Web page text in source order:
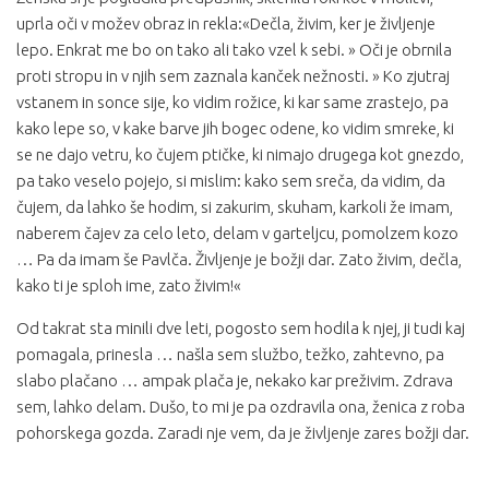
uprla oči v možev obraz in rekla:«Dečla, živim, ker je življenje
lepo. Enkrat me bo on tako ali tako vzel k sebi. » Oči je obrnila
proti stropu in v njih sem zaznala kanček nežnosti. » Ko zjutraj
vstanem in sonce sije, ko vidim rožice, ki kar same zrastejo, pa
kako lepe so, v kake barve jih bogec odene, ko vidim smreke, ki
se ne dajo vetru, ko čujem ptičke, ki nimajo drugega kot gnezdo,
pa tako veselo pojejo, si mislim: kako sem sreča, da vidim, da
čujem, da lahko še hodim, si zakurim, skuham, karkoli že imam,
naberem čajev za celo leto, delam v garteljcu, pomolzem kozo
… Pa da imam še Pavlča. Življenje je božji dar. Zato živim, dečla,
kako ti je sploh ime, zato živim!«
Od takrat sta minili dve leti, pogosto sem hodila k njej, ji tudi kaj
pomagala, prinesla … našla sem službo, težko, zahtevno, pa
slabo plačano … ampak plača je, nekako kar preživim. Zdrava
sem, lahko delam. Dušo, to mi je pa ozdravila ona, ženica z roba
pohorskega gozda. Zaradi nje vem, da je življenje zares božji dar.